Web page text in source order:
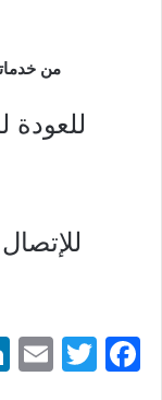
من
للعودة
للإتصال
F
T